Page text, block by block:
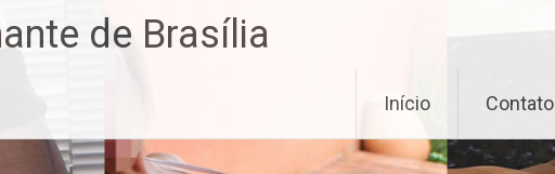
de Brasília
Início Contato